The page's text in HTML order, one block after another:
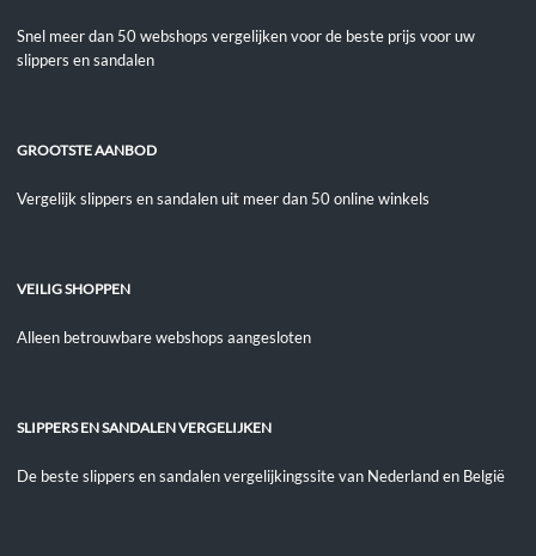
Snel meer dan 50 webshops vergelijken voor de beste prijs voor uw
slippers en sandalen
GROOTSTE AANBOD
Vergelijk slippers en sandalen uit meer dan 50 online winkels
VEILIG SHOPPEN
Alleen betrouwbare webshops aangesloten
SLIPPERS EN SANDALEN VERGELIJKEN
De beste slippers en sandalen vergelijkingssite van Nederland en België